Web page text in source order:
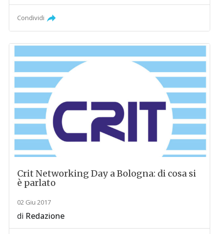
Condividi
Crit Networking Day a Bologna: di cosa si
è parlato
02 Giu 2017
di Redazione